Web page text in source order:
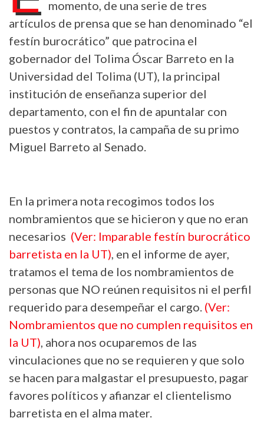
momento, de una serie de tres
artículos de prensa que se han denominado “el
festín burocrático” que patrocina el
gobernador del Tolima Óscar Barreto en la
Universidad del Tolima (UT), la principal
institución de enseñanza superior del
departamento, con el fin de apuntalar con
puestos y contratos, la campaña de su primo
Miguel Barreto al Senado.
En la primera nota recogimos todos los
nombramientos que se hicieron y que no eran
necesarios (Ver: Imparable festín burocrático
barretista en la UT), en el informe de ayer,
tratamos el tema de los nombramientos de
personas que NO reúnen requisitos ni el perfil
requerido para desempeñar el cargo. (Ver:
Nombramientos que no cumplen requisitos en
la UT), ahora nos ocuparemos de las
vinculaciones que no se requieren y que solo
se hacen para malgastar el presupuesto, pagar
favores políticos y afianzar el clientelismo
barretista en el alma mater.